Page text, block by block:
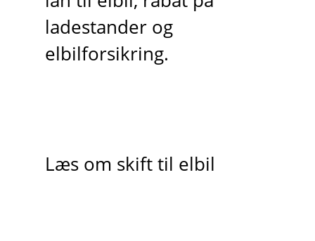
ladestander og
elbilforsikring.
Læs om skift til elbil